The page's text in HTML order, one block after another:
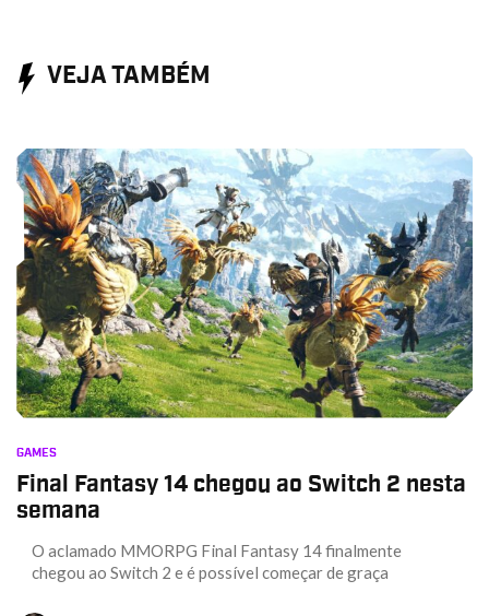
VEJA TAMBÉM
GAMES
Final Fantasy 14 chegou ao Switch 2 nesta
semana
O aclamado MMORPG Final Fantasy 14 finalmente
chegou ao Switch 2 e é possível começar de graça